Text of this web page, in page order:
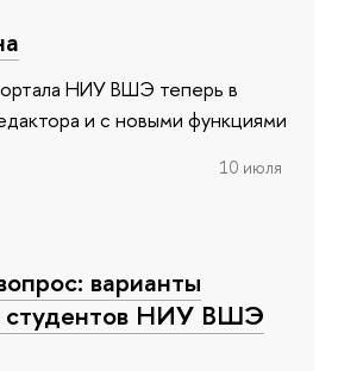
НИУ ВШЭ теперь в
и с новыми функциями
10 июля
варианты
студентов НИУ ВШЭ